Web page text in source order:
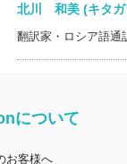
北川 和美 (キ
翻訳家・ロシア語通
について
お客様へ